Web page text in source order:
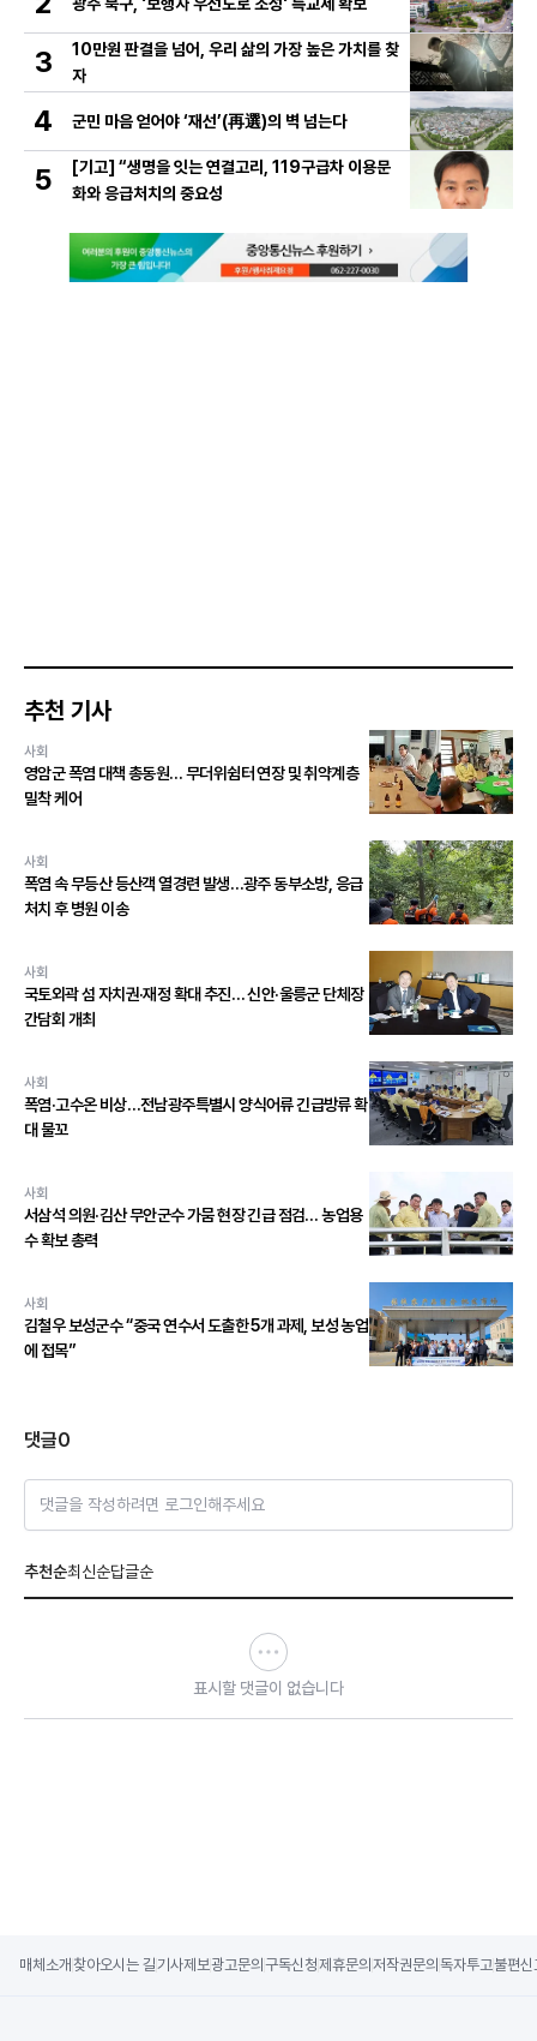
3
10만원 판결을 넘어, 우리 삶의 가장 높은 가치를 찾
자
4 군민 마음 얻어야 ‘재선’(再選)의 벽 넘는다
5
[기고] “생명을 잇는 연결고리, 119구급차 이용문
화와 응급처치의 중요성
추천 기사
사회
영암군 폭염 대책 총동원… 무더위쉼터 연장 및 취약계층
밀착 케어
사회
폭염 속 무등산 등산객 열경련 발생…광주 동부소방, 응급
처치 후 병원 이송
사회
국토외곽 섬 자치권·재정 확대 추진… 신안·울릉군 단체장
간담회 개최
사회
폭염·고수온 비상…전남광주특별시 양식어류 긴급방류 확
대 물꼬
사회
서삼석 의원·김산 무안군수 가뭄 현장 긴급 점검… 농업용
수 확보 총력
사회
김철우 보성군수 “중국 연수서 도출한 5개 과제, 보성 농업
에 접목”
댓글0
댓글을 작성하려면 로그인해주세요
추천순최신순답글순
표시할 댓글이 없습니다
매체소개 찾아오시는 길기사제보광고문의 구독신청제휴문의 저작권문의 독자투고불편신